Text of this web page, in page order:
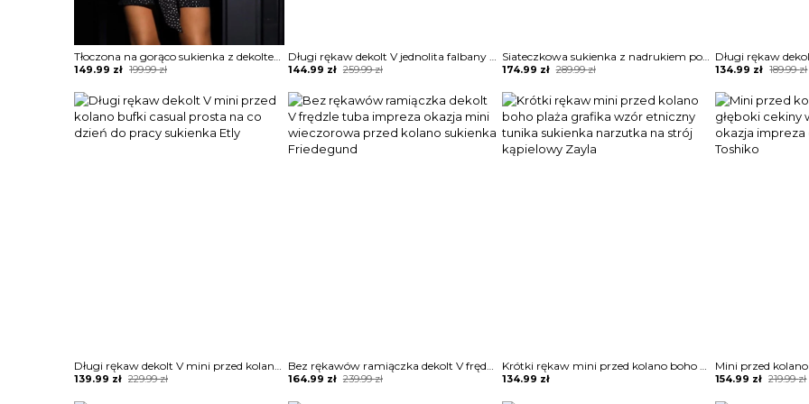
Tłoczona na gorąco sukienka z dekoltem v rękawami latarniowymi Autumn
199.99zł
Original
was:
199.99 zł.
149.99 zł
Current
is:
149.99 zł.
Długi rękaw dekolt V jednolita falbany lato obcisła casual mini przed kolano sukienka Sherley
259.99zł
Original
was:
259.99 zł.
144.99 zł
Current
is:
144.99 zł.
Siateczkowa sukienka z nadrukiem polkadot latarniami i rękawami Anelija
289.99zł
Original
was:
289.99 zł.
174.99 zł
Current
is:
174.99 zł.
189.99zł
Original
was:
189.99 zł.
134.99 zł
Current
is:
134.99 zł.
Długi rękaw dekolt V mini przed kolano bufki casual prosta na co dzień do pracy sukienka Etly
229.99zł
Original
139.99 zł
Current
Bez rękawów ramiączka dekolt V frędzle tuba impreza okazja mini wieczorowa przed kolano sukienka Friedegund
239.99zł
Original
164.99 zł
Current
Krótki rękaw mini przed kolano boho plaża grafika wzór etniczny tunika sukienka narzutka na strój kąpielowy Zayla
134.99 zł 219.99zł
Original
154.99 zł
Current